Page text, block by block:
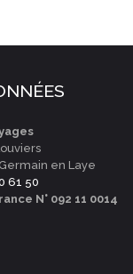
en Laye
61 50
N° 092 11 0014